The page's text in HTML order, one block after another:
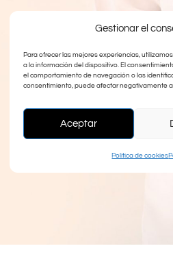
Gestionar el
Para ofrecer las mejores experiencias,
a la información del dispositivo. El
el comportamiento de navegación o las
consentimiento, puede afectar negativamente
Aceptar
Política de cookies